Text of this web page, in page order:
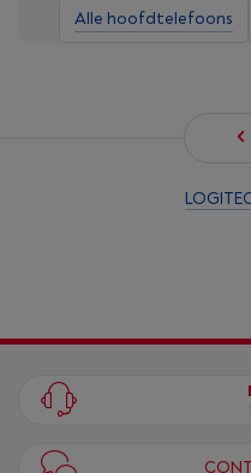
Alle hoofdtelefoons